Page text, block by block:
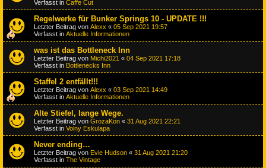
Verfasst in Caffe Cut
Regelwerke für Bunker Springs 10 - UPDATE !!!
Letzter Beitrag von Alexx « 05 Sep 2021 19:57
Verfasst in Aktuelle Informationen
was ist das Bottleneck Inn
Letzter Beitrag von Michi2021 « 04 Sep 2021 17:18
Verfasst in Bottlenecks Inn
Staffel 2 entfällt!!!
Letzter Beitrag von Alexx « 03 Sep 2021 14:49
Verfasst in Aktuelle Informationen
Alte Stiefel, lange Wege.
Letzter Beitrag von GrozaKon « 31 Aug 2021 22:21
Verfasst in Voiny Eskulapa
Never ending…
Letzter Beitrag von Evie Hudson « 31 Aug 2021 21:20
Verfasst in The Vintage